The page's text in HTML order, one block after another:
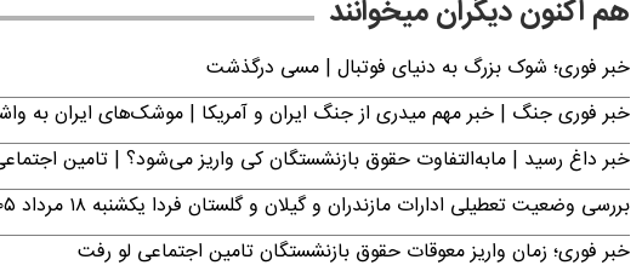
هم اکنون دیگران میخوانند
خبر فوری؛‌ شوک بزرگ به دنیای فوتبال | مسی درگذشت
خبر فوری جنگ | خبر مهم میدری از جنگ ایران و آمریکا | موشک‌های ایران به
خبر داغ رسید | مابه‌التفاوت حقوق بازنشستگان کی واریز می‌شود؟ | تامین
بررسی وضعیت تعطیلی ادارات مازندران و گیلان و گلستان فردا یکشنبه ۱۸ مرداد ۱۴۰۵
خبر فوری؛ زمان واریز معوقات حقوق بازنشستگان تامین اجتماعی لو رفت